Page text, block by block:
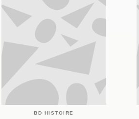
BD HISTOIRE